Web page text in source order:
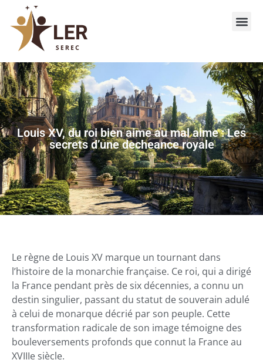
Louis XV, du roi bien aime au mal aime : Les
secrets d’une decheance royale
Le règne de Louis XV marque un tournant dans
l’histoire de la monarchie française. Ce roi, qui a dirigé
la France pendant près de six décennies, a connu un
destin singulier, passant du statut de souverain adulé
à celui de monarque décrié par son peuple. Cette
transformation radicale de son image témoigne des
bouleversements profonds que connut la France au
XVIIIe siècle.